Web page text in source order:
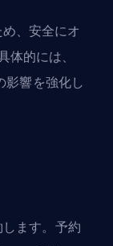
、安全にオ
的には、
響を強化し
ます。予約